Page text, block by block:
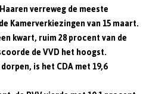
verreweg de meeste
Kamerverkiezingen van 15 maart.
kwart, ruim 28 procent van de
de VVD het hoogst.
is het CDA met 19,6